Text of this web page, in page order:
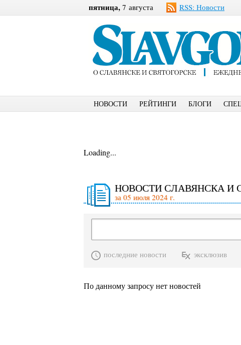
пятница, 7 августа RSS: Новости
НОВОСТИ РЕЙТИНГИ БЛОГИ
Loading...
НОВОСТИ СЛАВЯНСКА И
за 05 июля 2024 г.
последние новости эксклюзив
По данному запросу нет новостей